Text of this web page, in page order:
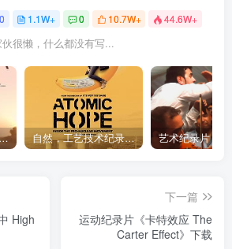
0 1.1W+ 0 10.7W+ 44.6W+
很懒，什么都没有写...
《马加拉 Makala》下载 自然，工艺技术纪录片《原子能的希望 Atomic Hope – Inside the Pro-Nuclear Movement》下载
High
下一篇
运动纪录片《卡特效应 The
Carter Effect》下载